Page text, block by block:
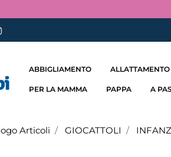
ABBIGLIAMENTO
PER LA MAMMA PAPPA A
Articoli GIOCATTOLI